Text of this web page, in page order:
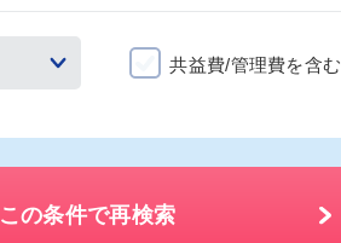
共益費/管理費を含む
この条件で再検索